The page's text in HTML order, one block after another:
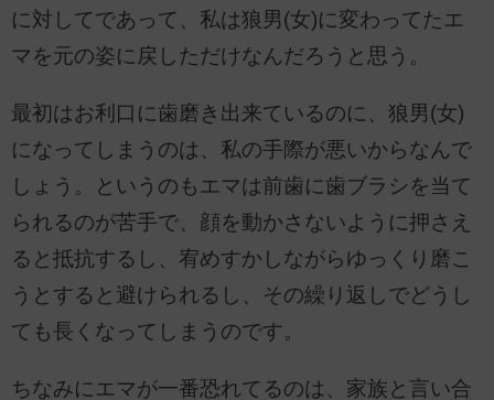
に対してであって、私は狼男(女)に変わってたエ
マを元の姿に戻しただけなんだろうと思う。
最初はお利口に歯磨き出来ているのに、狼男(女)
になってしまうのは、私の手際が悪いからなんで
しょう。というのもエマは前歯に歯ブラシを当て
られるのが苦手で、顔を動かさないように押さえ
ると抵抗するし、宥めすかしながらゆっくり磨こ
うとすると避けられるし、その繰り返しでどうし
ても長くなってしまうのです。
ちなみにエマが一番恐れてるのは、家族と言い合